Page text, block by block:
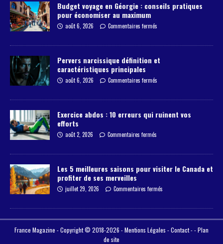
Budget voyage en Géorgie : conseils pratiques
pour économiser au maximum
août 6, 2026 Commentaires fermés
Pervers narcissique définition et
caractéristiques principales
août 6, 2026 Commentaires fermés
Exercice abdos : 10 erreurs qui ruinent vos
efforts
août 2, 2026 Commentaires fermés
Les 5 meilleures saisons pour visiter le Canada et
profiter de ses merveilles
juillet 29, 2026 Commentaires fermés
France Magazine - Copyright © 2018-2026 -Mentions Légales -Contact- -Plan
de site